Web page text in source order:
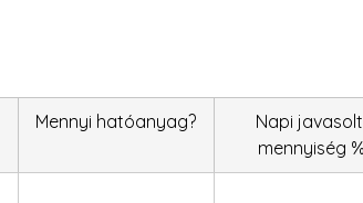
Mennyi hatóanyag?
Napi javasolt
mennyiség %